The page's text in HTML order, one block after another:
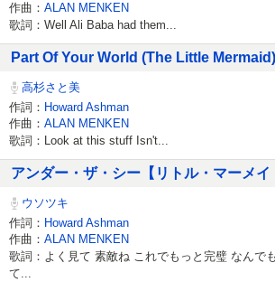
作曲： ALAN MENKEN
歌詞：Well Ali Baba had them...
Part Of Your World (The Little Mermaid)
高杉さと美
作詞： Howard Ashman
作曲： ALAN MENKEN
歌詞：Look at this stuff Isn't...
アンダー・ザ・シー【リトル・マーメイ
ウソツキ
作詞： Howard Ashman
作曲： ALAN MENKEN
歌詞：よく見て 素敵ね これでもっと完璧 なんで
て...